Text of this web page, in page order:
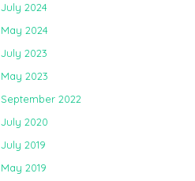
July 2024
May 2024
July 2023
May 2023
September 2022
July 2020
July 2019
May 2019